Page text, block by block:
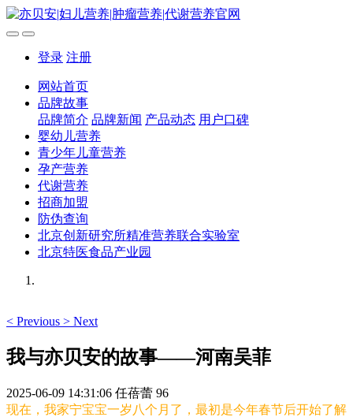
登录 注册
网站首页
品牌故事
品牌简介 品牌新闻 产品动态 用户口碑
婴幼儿营养
青少年儿童营养
孕产营养
代谢营养
招商加盟
防伪查询
北京创新研究所精准营养联合实验室
北京特医食品产业园
< Previous > Next
我与亦贝安的故事——河南吴菲
2025-06-09 14:31:06 任蓓蕾 96
现在，我家宁宝宝一岁八个月了，最初是今年春节后开始了解